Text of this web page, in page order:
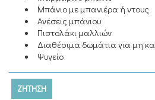
Μπάνιο με μπανιέρα ή ντους
Ανέσεις μπάνιου
Πιστολάκι μαλλιών
Διαθέσιμα δωμάτια για μη
Ψυγείο
ΖΉΤΗΣΗ